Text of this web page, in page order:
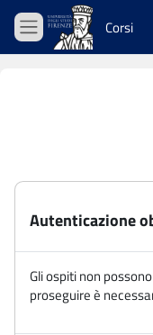
Vai al contenuto principale
Pannello laterale
Corsi
Autenticazione
Gli ospiti non
proseguire è